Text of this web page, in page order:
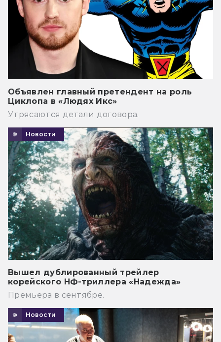
Объявлен главный претендент на роль
Циклопа в «Людях Икс»
Утрясаются детали договора.
Новости
Вышел дублированный трейлер
корейского НФ-триллера «Надежда»
Премьера в сентябре.
Новости